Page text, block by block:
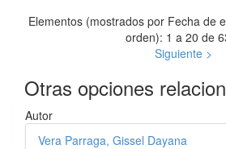
Elementos (mostrados por Fecha de
orden): 1 a 20 de
Siguiente >
Otras opciones
Autor
Vera Parraga, Gissel Dayana